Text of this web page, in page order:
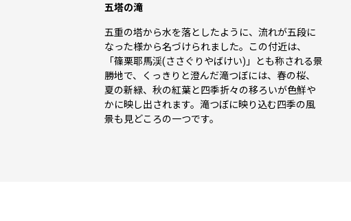
五塔の滝
五重の塔から水を落としたように、流れが五段に
なった様から名づけられました。この付近は、
「篠栗耶馬渓(ささぐりやばけい)」とも称される景
勝地で、くっきりと澄んだ滝つぼには、春の桜、
夏の新緑、秋の紅葉と四季折々の移ろいが色鮮や
かに映し出されます。滝つぼに映り込む四季の風
景も見どころの一つです。